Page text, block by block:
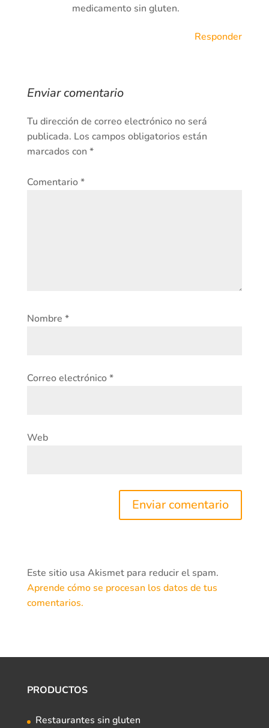
medicamento sin gluten.
Responder
Enviar comentario
Tu dirección de correo electrónico no será
publicada. Los campos obligatorios están
marcados con *
Comentario*
Nombre *
Correo electrónico*
Web
Este sitio usa Akismet para reducir el spam.
Aprende cómo se procesan los datos de tus
comentarios.
PRODUCTOS
Restaurantes sin gluten